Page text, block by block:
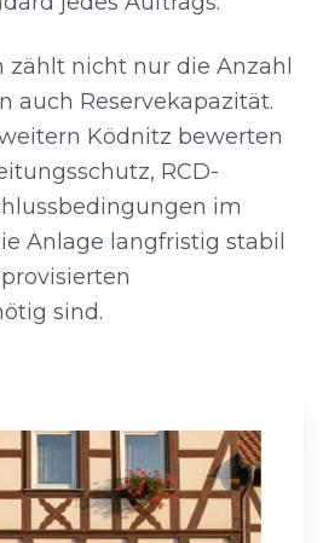
zählt nicht nur die Anzahl
auch Reservekapazität.
Ködnitz bewerten
RCD-
im
Anlage langfristig stabil
sind.